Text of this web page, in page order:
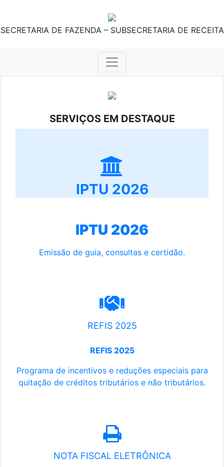
SECRETARIA DE FAZENDA – SUBSECRETARIA DE RECEITA
SERVIÇOS EM DESTAQUE
IPTU 2026
IPTU 2026
Emissão de guia, consultas e certidão.
REFIS 2025
REFIS 2025
Programa de incentivos e reduções especiais para
quitação de créditos tributários e não tributários.
NOTA FISCAL ELETRÔNICA